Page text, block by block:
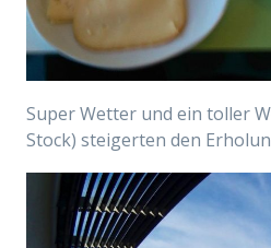
Super Wetter und ein toller
Stock) steigerten den